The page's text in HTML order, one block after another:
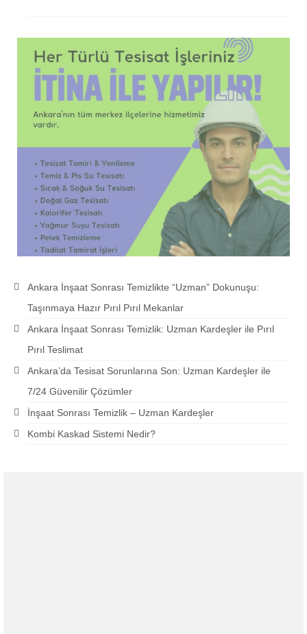
Ankara İnşaat Sonrası Temizlikte “Uzman” Dokunuşu:
Taşınmaya Hazır Pırıl Pırıl Mekanlar
Ankara İnşaat Sonrası Temizlik: Uzman Kardeşler ile Pırıl
Pırıl Teslimat
Ankara’da Tesisat Sorunlarına Son: Uzman Kardeşler ile
7/24 Güvenilir Çözümler
İnşaat Sonrası Temizlik – Uzman Kardeşler
Kombi Kaskad Sistemi Nedir?